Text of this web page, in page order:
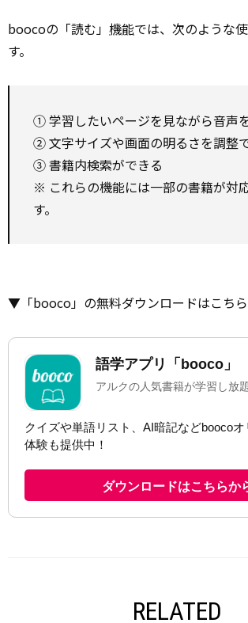
boocoの「読む」 機能では、次のような
す。
① 学習したいページを見ながら音声
② 文字サイズや画面の明るさを調整
③ 書籍内検索ができる
※ これらの機能には一部の書籍が対
す。
▼「booco」の無料ダウンロードはこち
RELATED